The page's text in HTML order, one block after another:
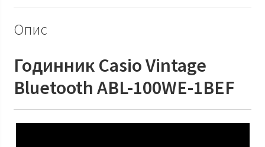
Опис
Годинник Casio Vintage
Bluetooth ABL-100WE-1BEF